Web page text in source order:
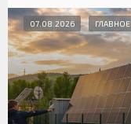
07.08.2026 ГЛАВНОЕ